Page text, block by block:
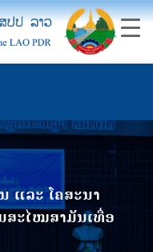
ແລະ ໂຄສະນາ
ສະໄໝສາມັນເທື່ອ